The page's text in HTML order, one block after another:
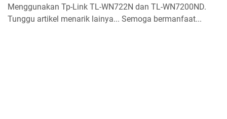
Menggunakan Tp-Link TL-WN722N dan TL-WN7200ND.
Tunggu artikel menarik lainya... Semoga bermanfaat...